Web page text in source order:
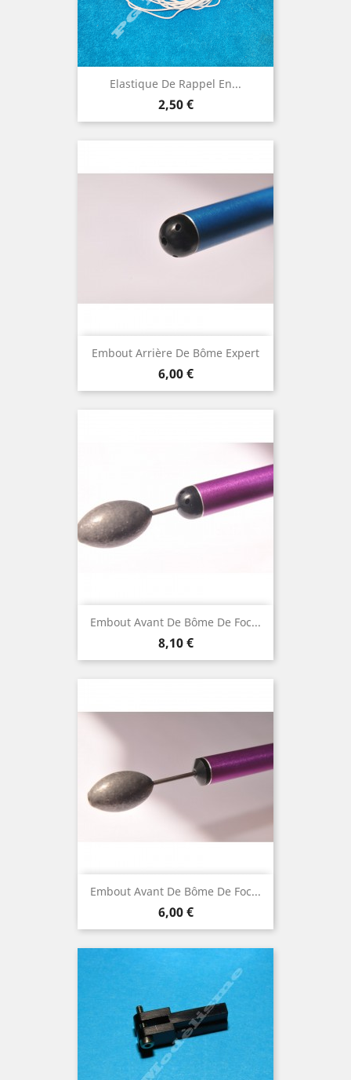
Elastique De Rappel En...
Prix
2,50 €
Embout Arrière De Bôme Expert
Prix
6,00 €
Embout Avant De Bôme De Foc...
Prix
8,10 €
Embout Avant De Bôme De Foc...
Prix
6,00 €